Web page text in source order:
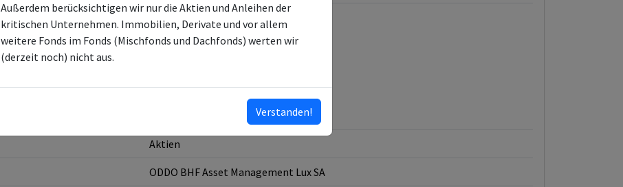
LU2329579135
LU2329578244
Aktien
ODDO BHF Asset Management Lux SA
Außerdem berücksichtigen wir nur die Aktien und Anleihen der
kritischen Unternehmen. Immobilien, Derivate und vor allem
weitere Fonds im Fonds (Mischfonds und Dachfonds) werten wir
(derzeit noch) nicht aus.
Verstanden!